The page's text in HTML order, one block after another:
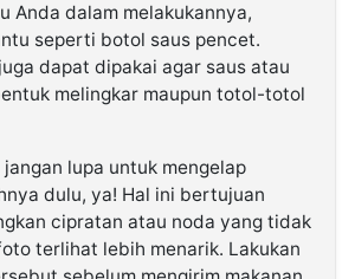
Anda dalam melakukannya,
seperti botol saus pencet.
dapat dipakai agar saus atau
melingkar maupun totol-totol
lupa untuk mengelap
dulu, ya! Hal ini bertujuan
cipratan atau noda yang tidak
terlihat lebih menarik. Lakukan